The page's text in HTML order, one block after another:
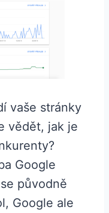
vaše stránky
vědět, jak je
Google
původně
Google ale